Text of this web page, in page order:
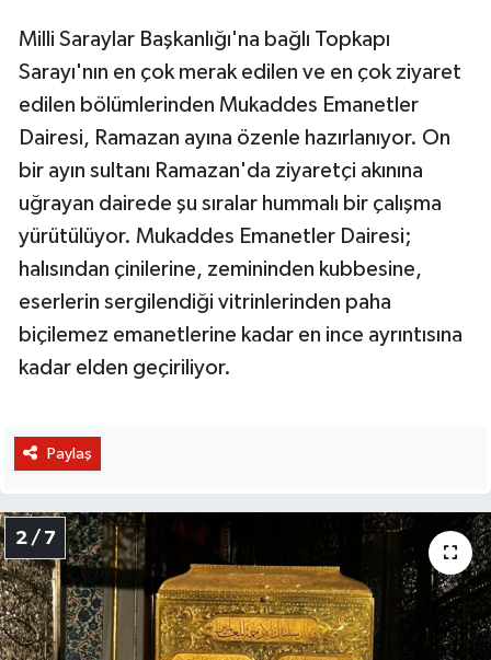
Milli Saraylar Başkanlığı'na bağlı Topkapı
Sarayı'nın en çok merak edilen ve en çok ziyaret
edilen bölümlerinden Mukaddes Emanetler
Dairesi, Ramazan ayına özenle hazırlanıyor. On
bir ayın sultanı Ramazan'da ziyaretçi akınına
uğrayan dairede şu sıralar hummalı bir çalışma
yürütülüyor. Mukaddes Emanetler Dairesi;
halısından çinilerine, zemininden kubbesine,
eserlerin sergilendiği vitrinlerinden paha
biçilemez emanetlerine kadar en ince ayrıntısına
kadar elden geçiriliyor.
Paylaş
2 / 7